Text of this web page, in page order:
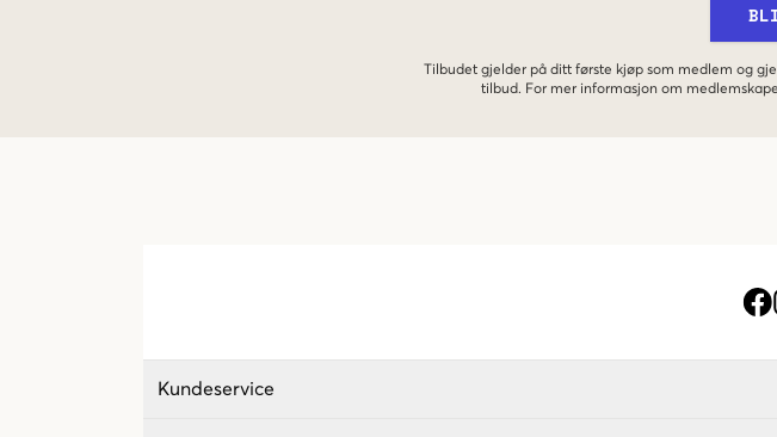
Tilbudet gjelder på ditt første kjøp som medlem og
tilbud. For mer informasjon om
Kundeservice